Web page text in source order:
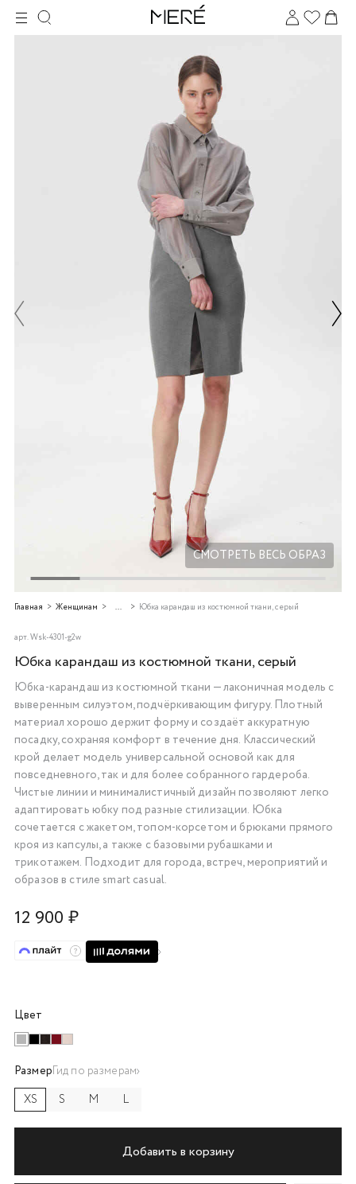
СМОТРЕТЬ ВЕСЬ ОБРАЗ
Главная Женщинам ... Юбка карандаш из костюмной ткани, серый
арт.Wsk-4301-g2w
Юбка карандаш из костюмной ткани, серый
Юбка-карандаш из костюмной ткани — лаконичная модель с
выверенным силуэтом, подчёркивающим фигуру. Плотный
материал хорошо держит форму и создаёт аккуратную
посадку, сохраняя комфорт в течение дня. Классический
крой делает модель универсальной основой как для
повседневного, так и для более собранного гардероба.
Чистые линии и минималистичный дизайн позволяют легко
адаптировать юбку под разные стилизации. Юбка
сочетается с жакетом, топом-корсетом и брюками прямого
кроя из капсулы, а также с базовыми рубашками и
трикотажем. Подходит для города, встреч, мероприятий и
образов в стиле smart casual.
12 900 ₽
Цвет
РазмерГид по размерам
XS
S M L
Добавить в корзину
на части
без переплат
Добавляйте товары
Оплачивайте сегодня только
% картой любого банка
Получайте товар
выбранный способом
% будут
списыватьсяс вашей карты
по25
Подробнее
об оплате Плайтом
раз в 2
Остались вопросы?
8 800 302-02-51
plait.ru